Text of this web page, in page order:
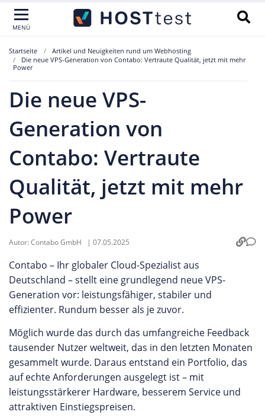
MENÜ
Startseite
Artikel und Neuigkeiten rund um Webhosting
Die neue VPS-Generation von Contabo: Vertraute Qualität, jetzt mit mehr
Power
Die neue VPS-
Generation von
Contabo: Vertraute
Qualität, jetzt mit mehr
Power
Autor:Contabo GmbH | 07.05.2025
Contabo – Ihr globaler Cloud-Spezialist aus
Deutschland – stellt eine grundlegend neue VPS-
Generation vor: leistungsfähiger, stabiler und
effizienter. Rundum besser als je zuvor.
Möglich wurde das durch das umfangreiche Feedback
tausender Nutzer weltweit, das in den letzten Monaten
gesammelt wurde. Daraus entstand ein Portfolio, das
auf echte Anforderungen ausgelegt ist – mit
leistungsstärkerer Hardware, besserem Service und
attraktiven Einstiegspreisen.